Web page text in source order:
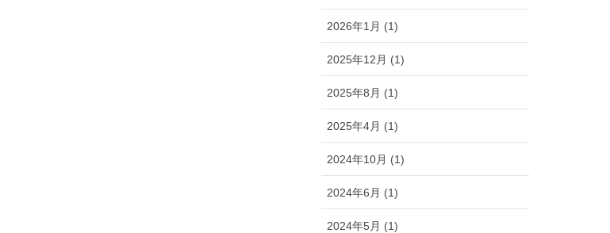
2026年1月 (1)
2025年12月 (1)
2025年8月 (1)
2025年4月 (1)
2024年10月 (1)
2024年6月 (1)
2024年5月 (1)